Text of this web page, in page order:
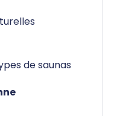
de saunas